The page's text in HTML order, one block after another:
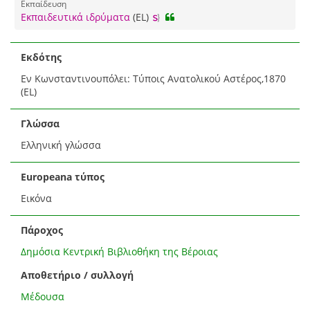
Εκπαίδευση
Εκπαιδευτικά ιδρύματα (EL)
Εκδότης
Εν Κωνσταντινουπόλει: Τύποις Ανατολικού Αστέρος,1870
(EL)
Γλώσσα
Ελληνική γλώσσα
Europeana τύπος
Εικόνα
Πάροχος
Δημόσια Κεντρική Βιβλιοθήκη της Βέροιας
Αποθετήριο / συλλογή
Μέδουσα